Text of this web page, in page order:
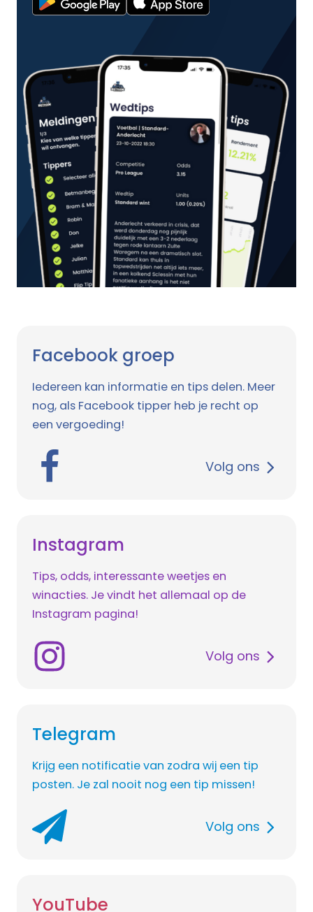
Facebook groep
Iedereen kan informatie en tips delen. Meer
nog, als Facebook tipper heb je recht op
een vergoeding!
Volg ons
Instagram
Tips, odds, interessante weetjes en
winacties. Je vindt het allemaal op de
Instagram pagina!
Volg ons
Telegram
Krijg een notificatie van zodra wij een tip
posten. Je zal nooit nog een tip missen!
Volg ons
YouTube